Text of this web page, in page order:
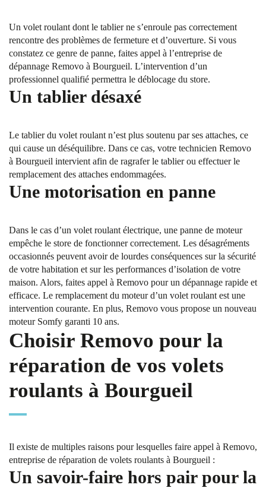
Un volet roulant dont le tablier ne s’enroule pas correctement
rencontre des problèmes de fermeture et d’ouverture. Si vous
constatez ce genre de panne, faites appel à l’entreprise de
dépannage Removo à Bourgueil. L’intervention d’un
professionnel qualifié permettra le déblocage du store.
Un tablier désaxé
Le tablier du volet roulant n’est plus soutenu par ses attaches, ce
qui cause un déséquilibre. Dans ce cas, votre technicien Removo
à Bourgueil intervient afin de ragrafer le tablier ou effectuer le
remplacement des attaches endommagées.
Une motorisation en panne
Dans le cas d’un volet roulant électrique, une panne de moteur
empêche le store de fonctionner correctement. Les désagréments
occasionnés peuvent avoir de lourdes conséquences sur la sécurité
de votre habitation et sur les performances d’isolation de votre
maison. Alors, faites appel à Removo pour un dépannage rapide et
efficace. Le remplacement du moteur d’un volet roulant est une
intervention courante. En plus, Removo vous propose un nouveau
moteur Somfy garanti 10 ans.
Choisir Removo pour la
réparation de vos volets
roulants à Bourgueil
Il existe de multiples raisons pour lesquelles faire appel à Removo,
entreprise de réparation de volets roulants à Bourgueil :
Un savoir-faire hors pair pour la